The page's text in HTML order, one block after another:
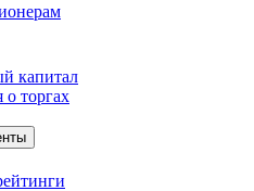
капитал
торгах